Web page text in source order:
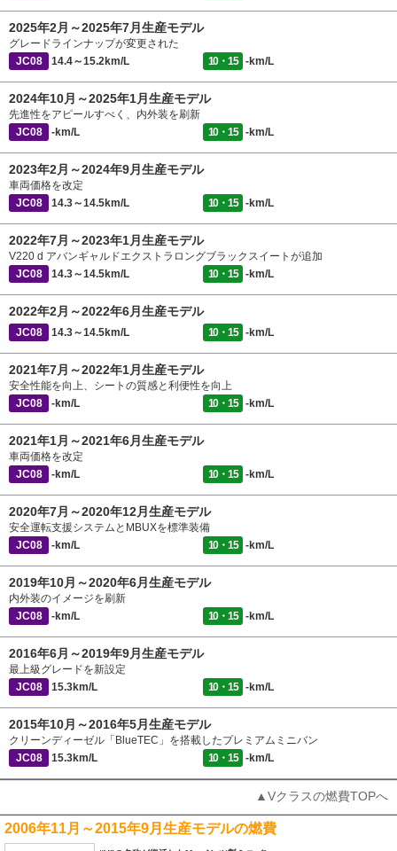
2025年2月～2025年7月生産モデル
グレードラインナップが変更された
JC08
14.4～15.2km/L 10・15 -km/L
2024年10月～2025年1月生産モデル
先進性をアピールすべく、内外装を刷新
JC08
-km/L 10・15 -km/L
2023年2月～2024年9月生産モデル
車両価格を改定
JC08
14.3～14.5km/L 10・15 -km/L
2022年7月～2023年1月生産モデル
V220 d アバンギャルドエクストラロングブラックスイートが追加
JC08
14.3～14.5km/L 10・15 -km/L
2022年2月～2022年6月生産モデル
JC08 14.3～14.5km/L 10・15 -km/L
2021年7月～2022年1月生産モデル
安全性能を向上、シートの質感と利便性を向上
JC08
-km/L 10・15 -km/L
2021年1月～2021年6月生産モデル
車両価格を改定
JC08
-km/L 10・15 -km/L
2020年7月～2020年12月生産モデル
安全運転支援システムとMBUXを標準装備
JC08
-km/L 10・15 -km/L
2019年10月～2020年6月生産モデル
内外装のイメージを刷新
JC08
-km/L 10・15 -km/L
2016年6月～2019年9月生産モデル
最上級グレードを新設定
JC08
15.3km/L 10・15 -km/L
2015年10月～2016年5月生産モデル
クリーンディーゼル「BlueTEC」を搭載したプレミアムミニバン
JC08
15.3km/L 10・15 -km/L
▲Vクラスの燃費TOPへ
2006年11月～2015年9月生産モデルの燃費